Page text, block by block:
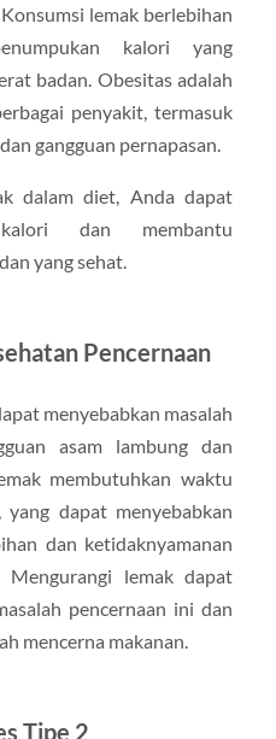
lemak berlebihan
kalori yang
badan. Obesitas adalah
penyakit, termasuk
gangguan pernapasan.
dalam diet, Anda dapat
dan membantu
yang sehat.
Pencernaan
menyebabkan masalah
asam lambung dan
membutuhkan waktu
dapat menyebabkan
dan ketidaknyamanan
Mengurangi lemak dapat
pencernaan ini dan
mencerna makanan.
Tipe 2